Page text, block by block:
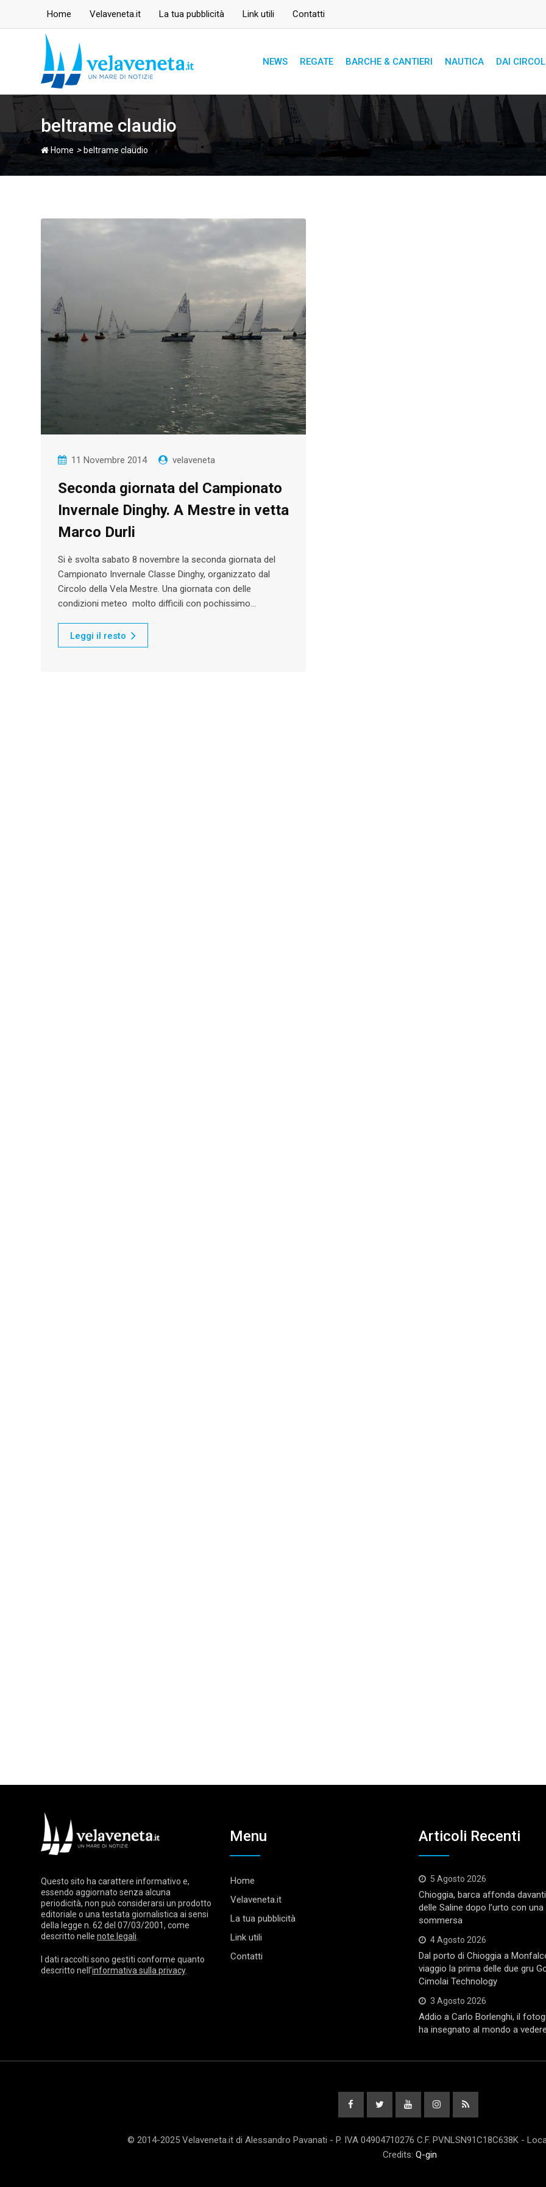
Home Velaveneta.it La tua pubblicità Link utili Contatti
NEWS REGATE BARCHE & CANTIERI NAUTICA DAI
beltrame claudio
Home > beltrame claudio
11 Novembre 2014 velaveneta
Seconda giornata del Campionato
Invernale Dinghy. A Mestre in vetta
Marco Durli
Si è svolta sabato 8 novembre la seconda giornata del
Campionato Invernale Classe Dinghy, organizzato dal
Circolo della Vela Mestre. Una giornata con delle
condizioni meteo molto difficili con pochissimo…
Leggi il resto
Questo sito ha carattere informativo e,
essendo aggiornato senza alcuna
periodicità, non può considerarsi un prodotto
editoriale o una testata giornalistica ai sensi
della legge n. 62 del 07/03/2001, come
descritto nelle note legali
I dati raccolti sono gestiti conforme quanto
descritto nell’informativa sulla privacy.
Menu
Home
Velaveneta.it
La tua pubblicità
Link utili
Contatti
Articoli Recenti
5 Agosto 2026
Chioggia, barca affonda
delle Saline dopo l’urto con
sommersa
4 Agosto 2026
Dal porto di Chioggia a
viaggio la prima delle due gru
Cimolai Technology
3 Agosto 2026
Addio a Carlo Borlenghi, il
ha insegnato al mondo a
© 2014-2025 Velaveneta.it di Alessandro Pavanati - P. IVA 04904710276 C.F. PVNLSN91C18C638K -
Credits: Q-gin